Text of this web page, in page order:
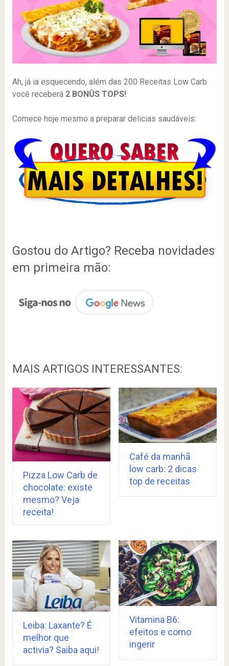
Ah, já ia esquecendo, além das 200 Receitas Low Carb
você receberá 2 BONÛS TOPS!
Comece hoje mesmo a preparar delicias saudáveis:
Gostou do Artigo? Receba novidades
em primeira mão:
MAIS ARTIGOS INTERESSANTES:
Pizza Low Carb de
chocolate: existe
mesmo? Veja
receita!
Café da manhã
low carb: 2 dicas
top de receitas
Leiba: Laxante? É
melhor que
activia? Saiba aqui!
Vitamina B6:
efeitos e como
ingerir